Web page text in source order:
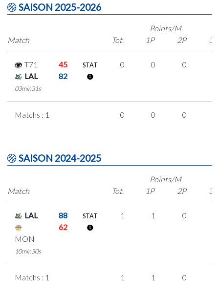
SAISON 2025-2026
Match
Points/M
Tot.
1P 2P 3P
T71
45
LAL
82
03min31s
STAT 0 0 0
Matchs : 1 0 0 0
SAISON 2024-2025
Match
Points/M
Tot.
1P 2P 3P
LAL 88
MON
62
10min30s
STAT 1 1 0
Matchs : 1 1 1 0